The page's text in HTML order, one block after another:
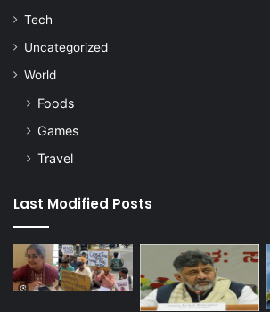
Tech
Uncategorized
World
Foods
Games
Travel
Last Modified Posts